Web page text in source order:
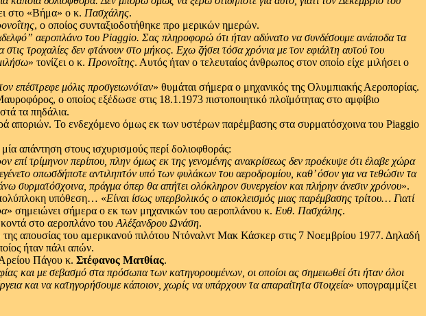
στο «Βήμα» ο κ. Πασχάλης.
, ο οποίος συνταξιοδοτήθηκε προ μερικών ημερών.
αεροπλάνο του Piaggio. Σας πληροφορώ ότι ήταν αδύνατο να συνδέσουμε ανάποδα τα
στις τροχαλίες δεν φτάνουν στο μήκος. Εχω ζήσει τόσα χρόνια με τον εφιάλτη αυτού του
» τονίζει ο κ. Προνοΐτης. Αυτός ήταν ο τελευταίος άνθρωπος στον οποίο είχε μιλήσει ο
επέστρεφε μόλις προσγειωνόταν» θυμάται σήμερα ο μηχανικός της Ολυμπιακής Αεροπορίας.
ο οποίος εξέδωσε στις 18.1.1973 πιστοποιητικό πλοϊμότητας στο αμφίβιο
τα πηδάλια.
αποριών. Το ενδεχόμενο όμως εκ των υστέρων παρέμβασης στα συρματόσχοινα του Piaggio
απάντηση στους ισχυρισμούς περί δολιοφθοράς:
επί τρίμηνον περίπου, πλην όμως εκ της γενομένης ανακρίσεως δεν προέκυψε ότι έλαβε χώρα
οπωσδήποτε αντιληπτόν υπό των φυλάκων του αεροδρομίου, καθ’ όσον για να τεθώσιν τα
συρματόσχοινα, πράγμα όπερ θα απήτει ολόκληρον συνεργείον και πλήρην άνεσιν χρόνου».
πολύπλοκη υπόθεση… «Είναι ίσως υπερβολικός ο αποκλεισμός μιας παρέμβασης τρίτου… Γιατί
» σημειώνει σήμερα ο εκ των μηχανικών του αεροπλάνου κ. Ευθ. Πασχάλης.
στο αεροπλάνο του Αλέξανδρου Ωνάση.
της απουσίας του αμερικανού πιλότου Ντόναλντ Μακ Κάσκερ στις 7 Νοεμβρίου 1977. Δηλαδή
ήταν πάλι απών.
Πάγου κ. Στέφανος Ματθίας.
και με σεβασμό στα πρόσωπα των κατηγορουμένων, οι οποίοι ας σημειωθεί ότι ήταν όλοι
και να κατηγορήσουμε κάποιον, χωρίς να υπάρχουν τα απαραίτητα στοιχεία» υπογραμμίζει